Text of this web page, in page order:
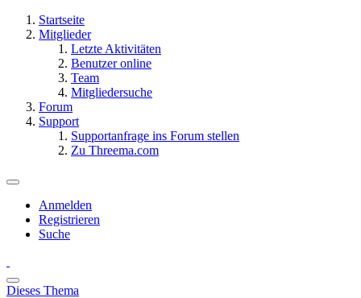
Startseite
Mitglieder
Letzte Aktivitäten
Benutzer online
Team
Mitgliedersuche
Forum
Support
Supportanfrage ins Forum stellen
Zu Threema.com
Anmelden
Registrieren
Suche
Dieses Thema